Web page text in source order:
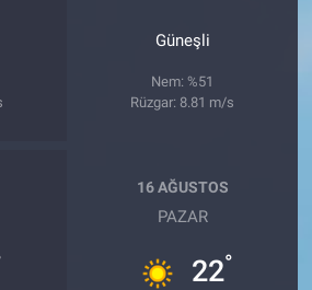
Güneşli
Nem: %51
Rüzgar: 8.81 m/s
16 AĞUSTOS
PAZAR
22°